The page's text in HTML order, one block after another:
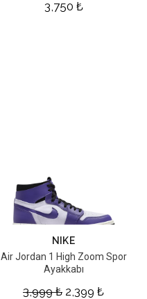
3,750 ₺
NIKE
Air Jordan 1 High Zoom Spor
Ayakkabı
3,999₺ 2,399 ₺